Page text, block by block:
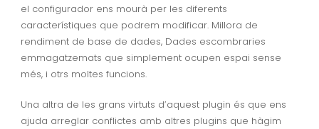
el configurador ens mourà per les diferents
característiques que podrem modificar. Millora de
rendiment de base de dades, Dades escombraries
emmagatzemats que simplement ocupen espai sense
més, i otrs moltes funcions.
Una altra de les grans virtuts d’aquest plugin és que ens
ajuda arreglar conflictes amb altres plugins que hàgim